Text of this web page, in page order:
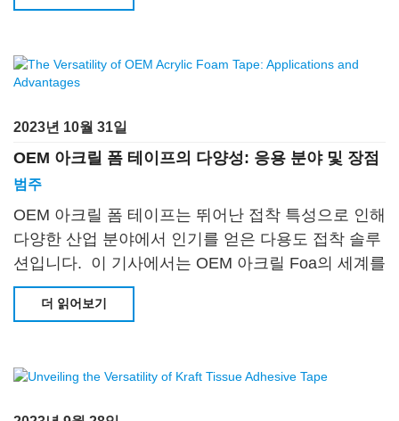
2023년 10월 31일
OEM 아크릴 폼 테이프의 다양성: 응용 분야 및 장점
범주
OEM 아크릴 폼 테이프는 뛰어난 접착 특성으로 인해
다양한 산업 분야에서 인기를 얻은 다용도 접착 솔루
션입니다. 이 기사에서는 OEM 아크릴 Foa의 세계를
살펴보겠습니다
더 읽어보기